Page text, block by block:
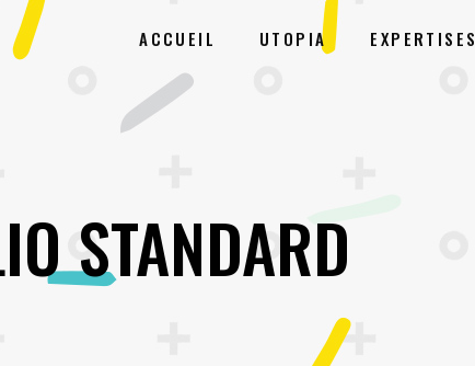
ACCUEIL UTOPIA EXPERTISES
STANDARD